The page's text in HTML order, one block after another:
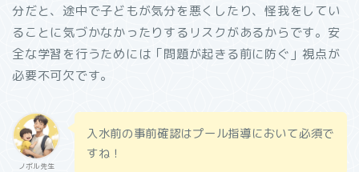
分だと、途中で子どもが気分を悪くしたり、怪我をしてい
ることに気づかなかったりするリスクがあるからです。安
全な学習を行うためには「問題が起きる前に防ぐ」視点が
必要不可欠です。
ノボル先生
入水前の事前確認はプール指導において必須で
すね！